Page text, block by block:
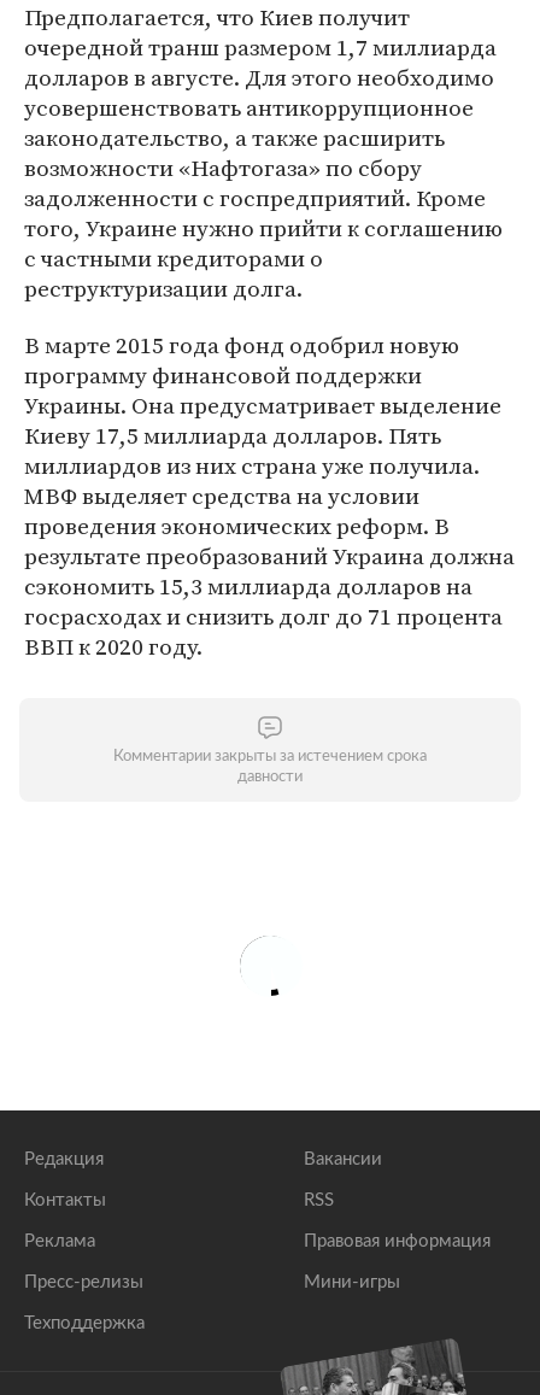
Предполагается, что Киев получит
очередной транш размером 1,7 миллиарда
долларов в августе. Для этого необходимо
усовершенствовать антикоррупционное
законодательство, а также расширить
возможности «Нафтогаза» по сбору
задолженности с госпредприятий. Кроме
того, Украине нужно прийти к соглашению
с частными кредиторами о
реструктуризации долга.
В марте 2015 года фонд одобрил новую
программу финансовой поддержки
Украины. Она предусматривает выделение
Киеву 17,5 миллиарда долларов. Пять
миллиардов из них страна уже получила.
МВФ выделяет средства на условии
проведения экономических реформ. В
результате преобразований Украина должна
сэкономить 15,3 миллиарда долларов на
госрасходах и снизить долг до 71 процента
ВВП к 2020 году.
Комментарии закрыты за истечением срока
давности
Редакция
Контакты
Реклама
Пресс-релизы
Техподдержка
Вакансии
RSS
Правовая информация
Мини-игры